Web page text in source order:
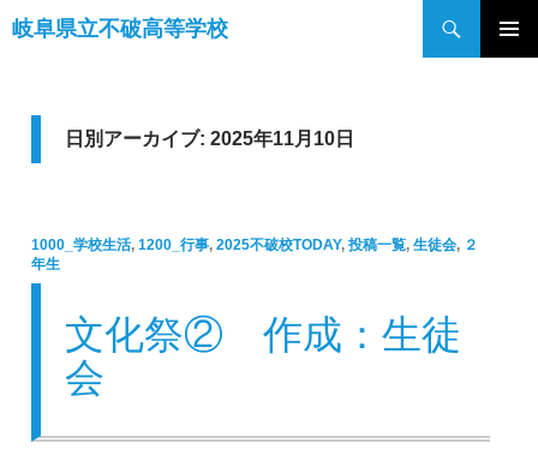
岐阜県立不破高等学校
検
索
日別アーカイブ: 2025年11月10日
1000_学校生活, 1200_行事, 2025不破校TODAY, 投稿一覧, 生徒会, ２
年生
文化祭② 作成：生徒
会